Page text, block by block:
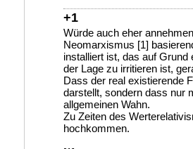
+1
Würde auch eher
Neomarxismus [1]
installiert ist, das auf
der Lage zu irritieren ist,
Dass der real existierende
darstellt, sondern dass nur
allgemeinen Wahn.
Zu Zeiten des
hochkommen.